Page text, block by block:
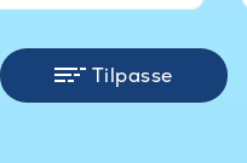
Tilpasse